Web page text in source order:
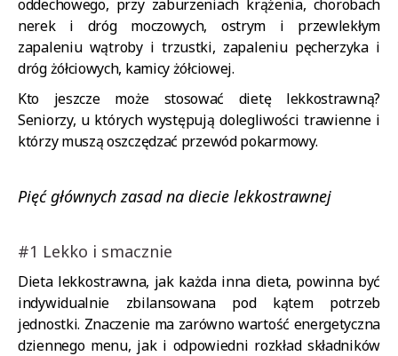
oddechowego, przy zaburzeniach krążenia, chorobach
nerek i dróg moczowych, ostrym i przewlekłym
zapaleniu wątroby i trzustki, zapaleniu pęcherzyka i
dróg żółciowych, kamicy żółciowej.
Kto jeszcze może stosować dietę lekkostrawną?
Seniorzy, u których występują dolegliwości trawienne i
którzy muszą oszczędzać przewód pokarmowy.
Pięć głównych zasad na diecie lekkostrawnej
#1 Lekko i smacznie
Dieta lekkostrawna, jak każda inna dieta, powinna być
indywidualnie zbilansowana pod kątem potrzeb
jednostki. Znaczenie ma zarówno wartość energetyczna
dziennego menu, jak i odpowiedni rozkład składników